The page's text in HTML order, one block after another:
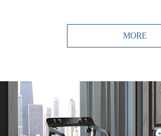
MORE